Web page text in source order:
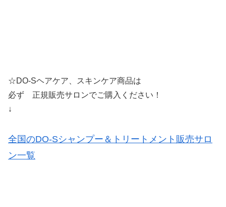
☆DO-Sヘアケア、スキンケア商品は
必ず 正規販売サロンでご購入ください！
↓
全国のDO-Sシャンプー＆トリートメント販売サロ
ン一覧